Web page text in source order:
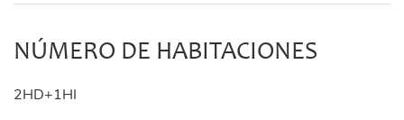
NÚMERO DE HABITACIONES
2HD+1HI